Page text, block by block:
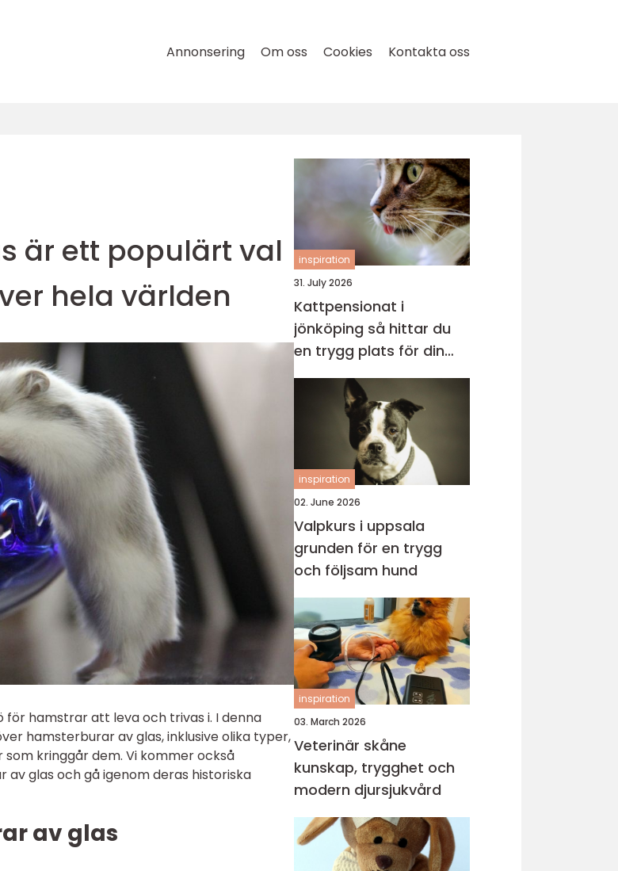
Annonsering Om oss Cookies Kontakta oss
är ett populärt val
hela världen
för hamstrar att leva och trivas i. I denna
hamsterburar av glas, inklusive olika typer,
kringgår dem. Vi kommer också
glas och gå igenom deras historiska
av glas
inspiration
31. July 2026
Kattpensionat i
jönköping så hittar du
en trygg plats för din
katt
inspiration
02. June 2026
Valpkurs i uppsala
grunden för en trygg
och följsam hund
inspiration
03. March 2026
Veterinär skåne
kunskap, trygghet och
modern djursjukvård